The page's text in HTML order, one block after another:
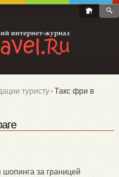
туристу Такс фри в
за границей